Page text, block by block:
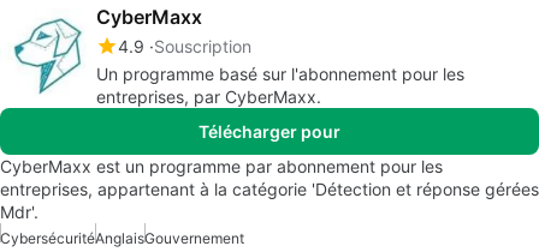
CyberMaxx
4.9 Souscription
Un programme basé sur l'abonnement pour les
entreprises, par CyberMaxx.
Télécharger pour
CyberMaxx est un programme par abonnement pour les
entreprises, appartenant à la catégorie 'Détection et réponse gérées
Mdr'.
CybersécuritéAnglaisGouvernement